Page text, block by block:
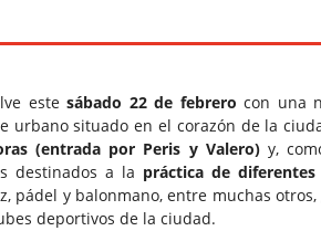
estesábado 22 de febrero con una
urbano situado en el corazón de la
(entrada por Peris y Valero)y,
destinados a la práctica de
pádel y balonmano, entre muchas
deportivos de la ciudad.